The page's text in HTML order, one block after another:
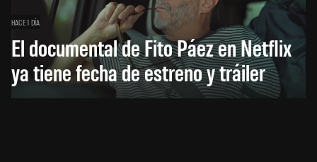
HACE 1 DÍA
El documental de Fito Páez en Netflix
ya tiene fecha de estreno y tráiler